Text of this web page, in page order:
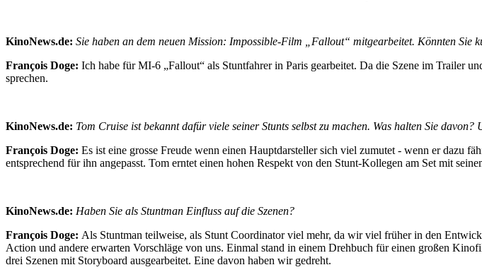
KinoNews.de: Sie haben an dem neuen Mission: Impossible-Film „Fallout“ mitgearbeitet. Könnten Sie
François Doge: Ich habe für MI-6 „Fallout“ als Stuntfahrer in Paris gearbeitet. Da die Szene im Trailer
sprechen.
KinoNews.de: Tom Cruise ist bekannt dafür viele seiner Stunts selbst zu machen. Was halten Sie davon?
François Doge: Es ist eine grosse Freude wenn einen Hauptdarsteller sich viel zumutet - wenn er dazu
entsprechend für ihn angepasst. Tom erntet einen hohen Respekt von den Stunt-Kollegen am Set mit
KinoNews.de: Haben Sie als Stuntman Einfluss auf die Szenen?
François Doge: Als Stuntman teilweise, als Stunt Coordinator viel mehr, da wir viel früher in den
Action und andere erwarten Vorschläge von uns. Einmal stand in einem Drehbuch für einen großen
drei Szenen mit Storyboard ausgearbeitet. Eine davon haben wir gedreht.